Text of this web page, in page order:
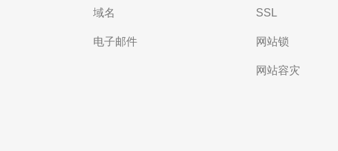
域名
电子邮件
SSL
网站锁
网站容灾